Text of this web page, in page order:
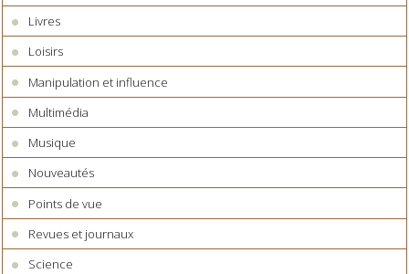
Livres
Loisirs
Manipulation et influence
Multimédia
Musique
Nouveautés
Points de vue
Revues et journaux
Science